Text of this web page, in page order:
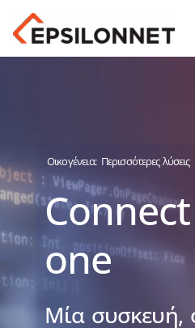
Οικογένεια: Περισσότερες λύσεις
one
Μία συσκευή,